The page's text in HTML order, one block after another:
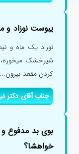
یبوست نوزاد
نوزاد یک ماه و
کردن مقعد بیرون...
جناب آقای دکتر
بوی بد مدفوع
خواهشا؟